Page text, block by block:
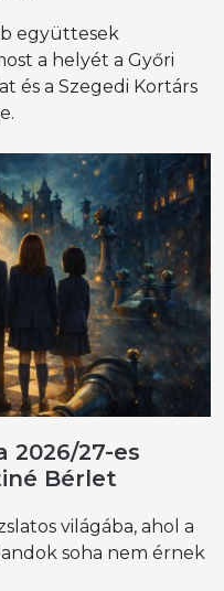
együttesek
a helyét a Győri
és a Szegedi Kortárs
2026/27-es
Bérlet
világába, ahol a
soha nem érnek